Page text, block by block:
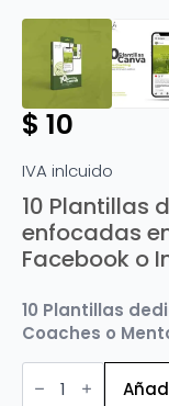
$ 10
IVA inlcuido
10 Plantillas
enfocadas
Facebook o
10 Plantillas
Coaches o
10
Plantillas